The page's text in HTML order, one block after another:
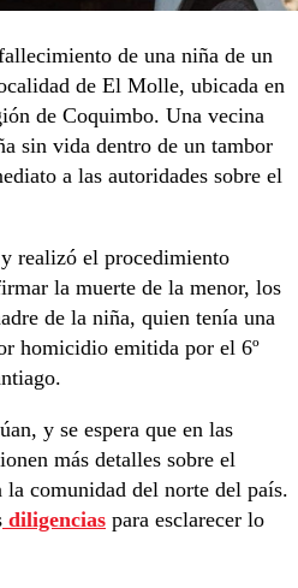
de una niña de un
de El Molle, ubicada en
de Coquimbo. Una vecina
sin vida dentro de un tambor
a las autoridades sobre el
realizó el procedimiento
la muerte de la menor, los
de la niña, quien tenía una
homicidio emitida por el 6º
y se espera que en las
más detalles sobre el
la comunidad del norte del país.
diligencias para esclarecer lo